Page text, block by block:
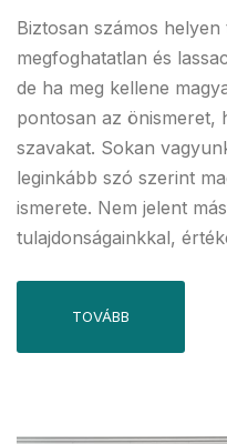
Biztosan számos
megfoghatatlan és
de ha meg kellene
pontosan az önismeret,
szavakat. Sokan
leginkább szó szerint
ismerete. Nem jelent
tulajdonságainkkal,
TOVÁBB